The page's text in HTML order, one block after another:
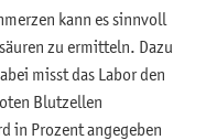
kann es sinnvoll
zu ermitteln. Dazu
misst das Labor den
Blutzellen
in Prozent angegeben